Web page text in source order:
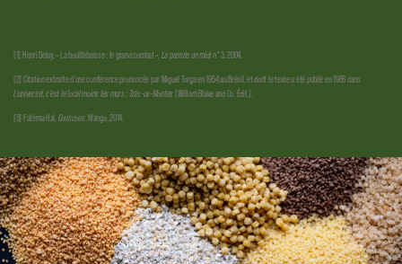
[1] Henri Deluy, « La bouillabaisse : le grand combat »,La pensée de midin° 3, 2004.
[2] Citation extraite d’une conférence prononcée par Miguel Torga en 1954 au Brésil, et dont le texte a été publié en 1986 dans
L’universel, c’est le local moins les murs : Trás-os-Montes(William Blake and Co. Édit.).
[3] Fatéma Hal, Couscous, Mango, 2014.